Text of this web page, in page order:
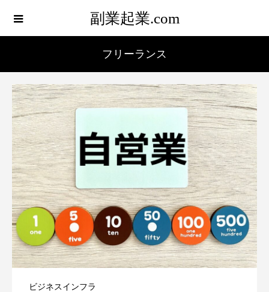
副業起業.com
フリーランス
ビジネスインフラ